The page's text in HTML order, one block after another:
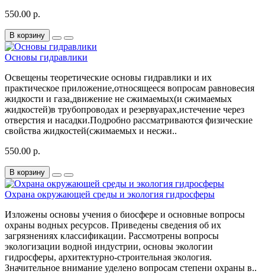
550.00 р.
В корзину
Основы гидравлики
Освещены теоретические основы гидравлики и их
практическое приложение,относящееся вопросам равновесия
жидкости и газа,движение не сжимаемых(и сжимаемых
жидкостей)в трубопроводах и резервуарах,истечение через
отверстия и насадки.Подробно рассматриваются физические
свойства жидкостей(сжимаемых и несжи..
550.00 р.
В корзину
Охрана окружающей среды и экология гидросферы
Изложены основы учения о биосфере и основные вопросы
охраны водных ресурсов. Приведены сведения об их
загрязнениях классификации. Рассмотрены вопросы
экологизации водной индустрии, основы экологии
гидросферы, архитектурно-строительная экология.
Значительное внимание уделено вопросам степени охраны в..